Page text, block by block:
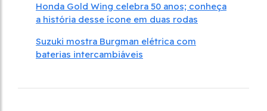
Honda Gold Wing celebra 50 anos; conheça
a história desse ícone em duas rodas
Suzuki mostra Burgman elétrica com
baterias intercambiáveis